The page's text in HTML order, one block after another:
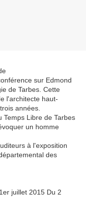
sur Edmond
de Tarbes. Cette
l'architecte haut-
années.
Temps Libre de Tarbes
un homme
à l'exposition
des
juillet 2015 Du 2